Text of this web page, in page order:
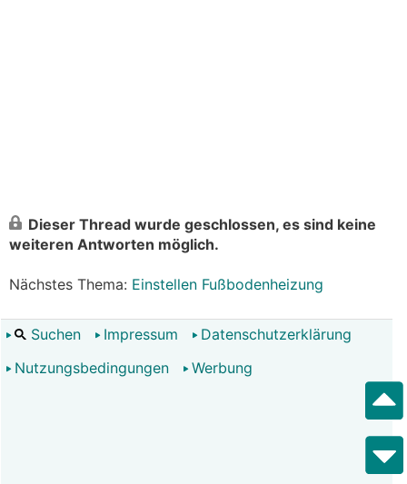
Dieser Thread wurde geschlossen, es sind keine
weiteren Antworten möglich.
Nächstes Thema: Einstellen Fußbodenheizung
Suchen Impressum
Datenschutzerklärung
Nutzungsbedingungen
Werbung